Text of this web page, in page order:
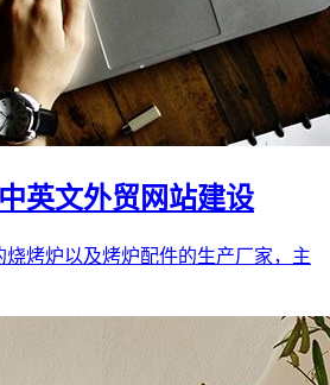
英文外贸网站建设
烧烤炉以及烤炉配件的生产厂家，主